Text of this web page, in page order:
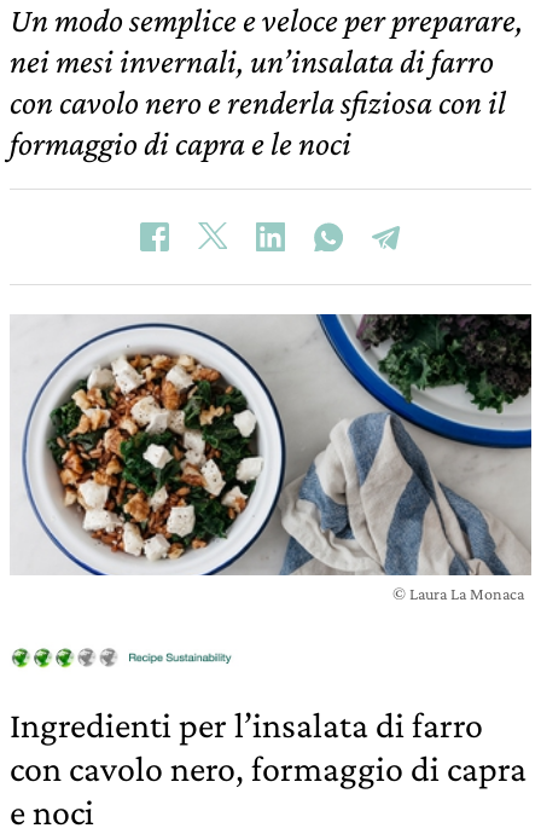
Un modo semplice e veloce per preparare,
nei mesi invernali, un’insalata di farro
con cavolo nero e renderla sfiziosa con il
formaggio di capra e le noci
© Laura La Monaca
Ingredienti per l’insalata di farro
con cavolo nero, formaggio di capra
e noci